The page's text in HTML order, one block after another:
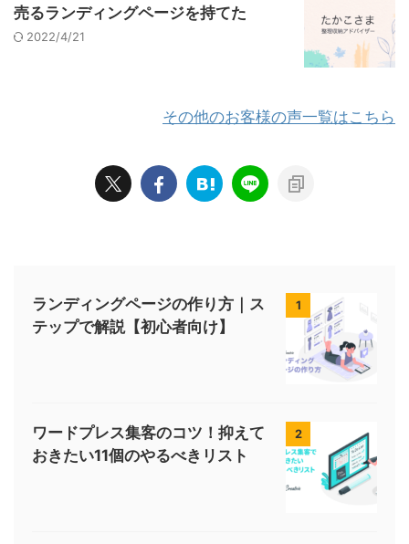
売るランディングページを持てた
2022/4/21
その他のお客様の声一覧はこちら
1
ランディングページの作り方｜ス
テップで解説【初心者向け】
2
ワードプレス集客のコツ！抑えて
おきたい11個のやるべきリスト